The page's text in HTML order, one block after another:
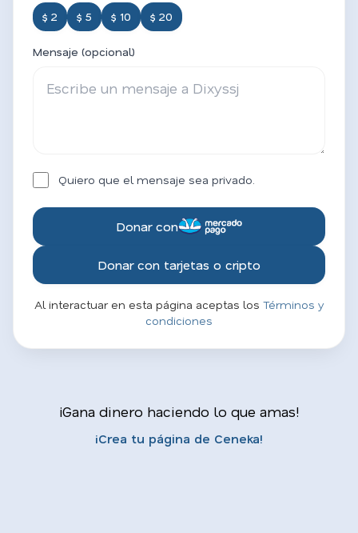
$ 2 $ 5 $ 10 $ 20
Mensaje (opcional)
Quiero que el mensaje sea privado.
Donar con
Donar con tarjetas o cripto
Al interactuar en esta página aceptas los Términos y
condiciones
¡Gana dinero haciendo lo que amas!
¡Crea tu página de Ceneka!